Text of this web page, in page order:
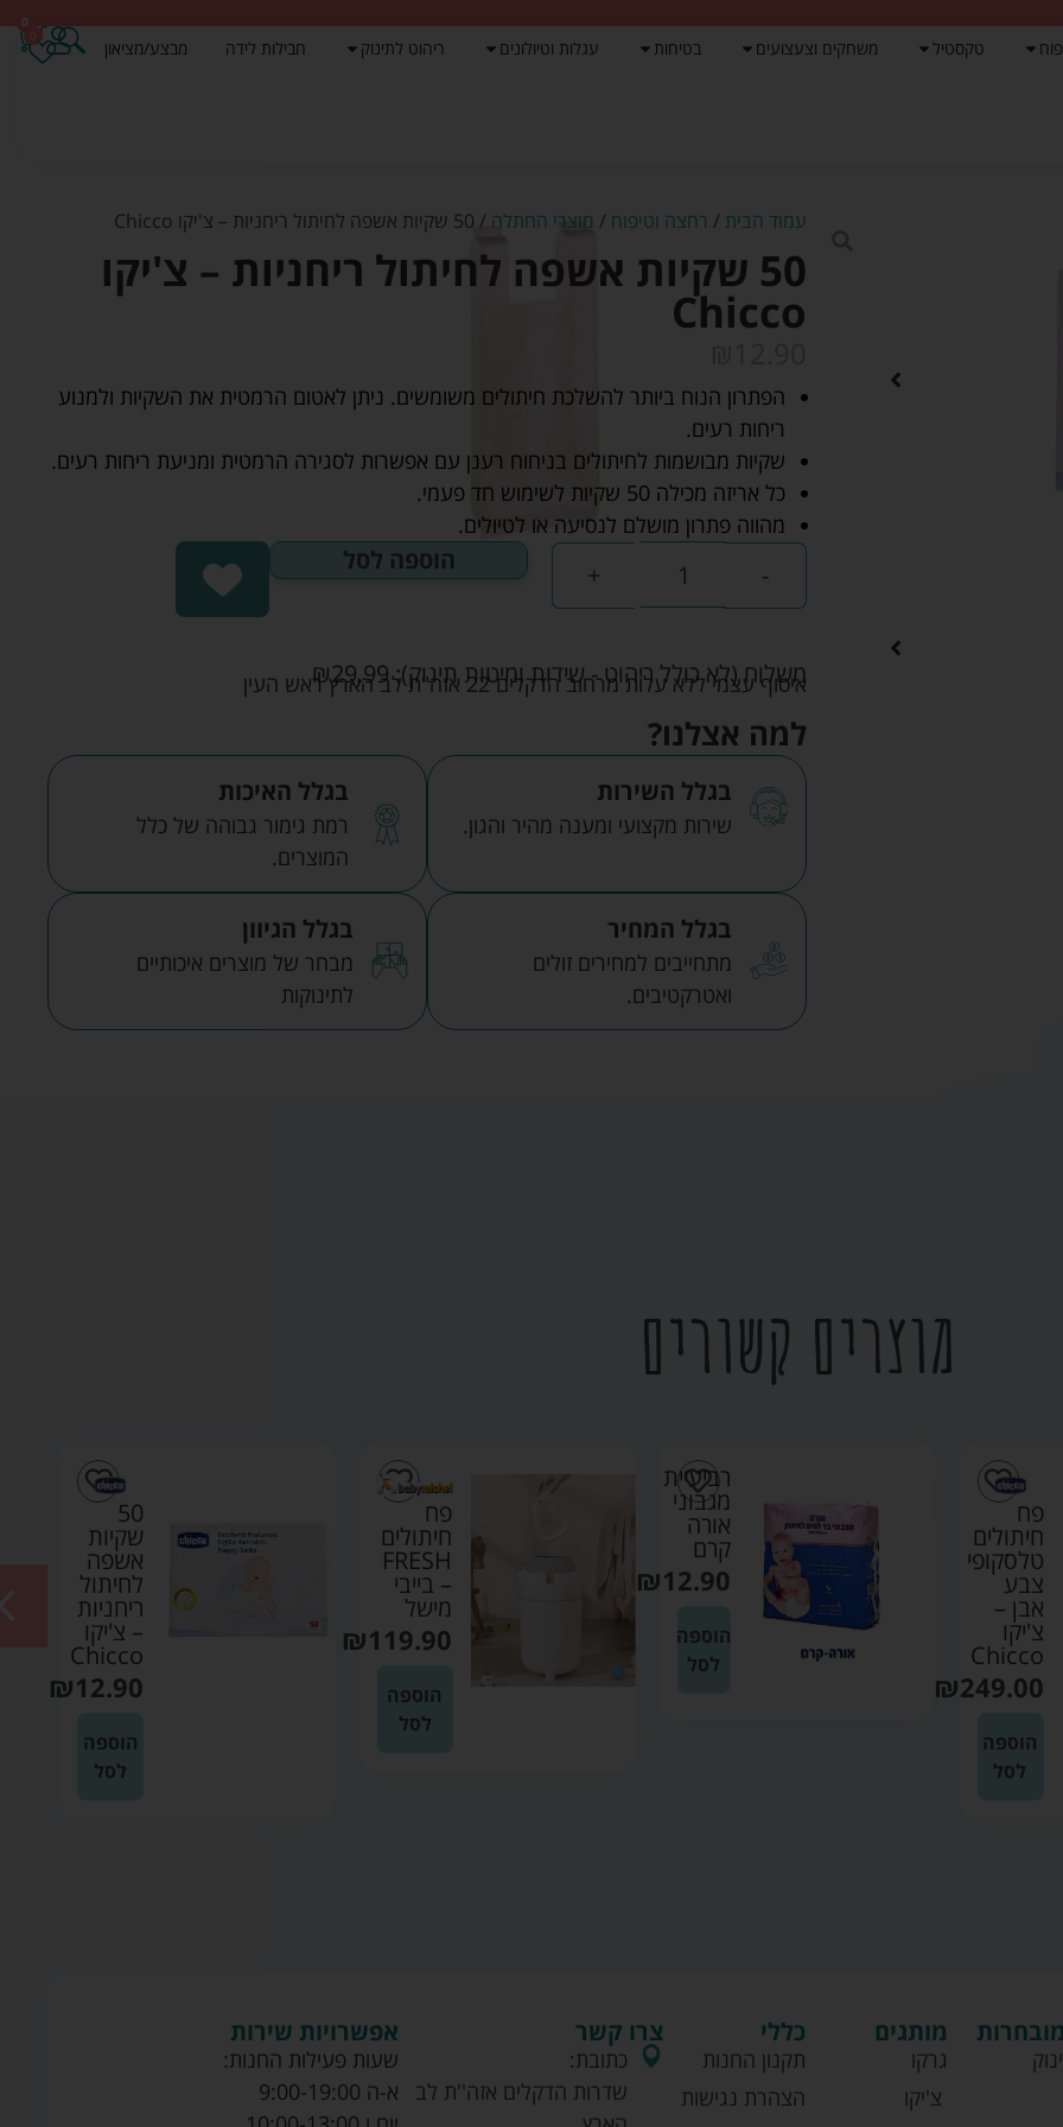
טקסטיל משחקים וצעצועים בטיחות עגלות וטיולונים ריהוט לתינוק חבילות לידה מבצע/מציאון
0
עמוד הבית / רחצה וטיפוח / מוצרי החתלה / 50 שקיות אשפה לחיתול ריחניות – צ'יקו Chicco
50 שקיות אשפה לחיתול ריחניות – צ'יקו
Chicco
הפתרון הנוח ביותר להשלכת חיתולים משומשים. ניתן לאטום הרמטית את השקיות ולמנוע
ריחות רעים.
שקיות מבושמות לחיתולים בניחוח רענן עם אפשרות לסגירה הרמטית ומניעת ריחות רעים.
כל אריזה מכילה 50 שקיות לשימוש חד פעמי.
מהווה פתרון מושלם לנסיעה או לטיולים.
-
+ הוספה לסל
משלוח (לא כולל ריהוט - שידות ומיטות תינוק): ₪29.99 איסוף עצמי ללא עלות מרחוב הדקלים 22 אזה"ת לב הארץ ראש העין
למה אצלנו?
בגלל השירות
שירות מקצועי ומענה מהיר והגון.
בגלל האיכות
רמת גימור גבוהה של כלל
המוצרים.
בגלל המחיר
מתחייבים למחירים זולים
ואטרקטיבים.
בגלל הגיוון
מבחר של מוצרים איכותיים
לתינוקות
מוצרים קשורים
פח
חיתולים
טלסקופי
צבע
אבן –
צ'יקו
Chicco
₪249.00
הוספה
לסל
רביעיית
מגבוני
אורה
קרם
₪12.90
הוספה
לסל
פח
חיתולים
FRESH
– בייבי
מישל
₪119.90
הוספה
לסל
50
שקיות
אשפה
לחיתול
ריחניות
– צ'יקו
Chicco
₪12.90
הוספה
לסל
מותגים
גרקו
צ'יקו
כללי
תקנון החנות
הצהרת נגישות
צרו קשר
כתובת:
שדרות הדקלים אזה''ת לב
אפשרויות שירות
שעות פעילות החנות:
א-ה 9:00-19:00